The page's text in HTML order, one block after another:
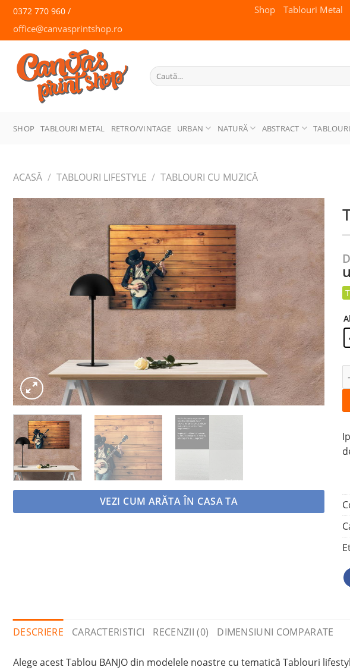
Skip
content
0372 770 960 /
office@canvasprintshop.ro
Shop Tablouri Metal
CANVAS
PRINT SHOP
Caută
după:
SHOP TABLOURI METAL RETRO/VINTAGE URBAN NATURĂ ABSTRACT
ACASĂ / TABLOURI LIFESTYLE / TABLOURI CU MUZICĂ
Adaugă
la
favorite
VEZI CUM ARĂTA ÎN CASA TA
DESCRIERE CARACTERISTICI RECENZII (0) DIMENSIUNI COMPARATE
Alege acest Tablou BANJO din modelele noastre cu tematică Tablouri